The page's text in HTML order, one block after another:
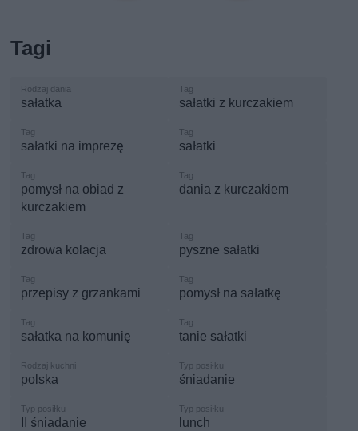
Tagi
sałatka sałatki z kurczakiem
sałatki na imprezę sałatki
pomysł na obiad z
kurczakiem
dania z kurczakiem
zdrowa kolacja pyszne sałatki
przepisy z grzankami pomysł na sałatkę
sałatka na komunię tanie sałatki
polska śniadanie
II śniadanie lunch